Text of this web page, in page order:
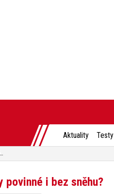
Aktuality Testy
povinné i bez sněhu?
povinné i bez sněhu?